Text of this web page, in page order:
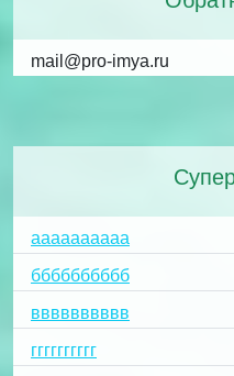
mail@pro-imya.ru
аааааааааа
бббббббббб
вввввввввв
гггггггггг